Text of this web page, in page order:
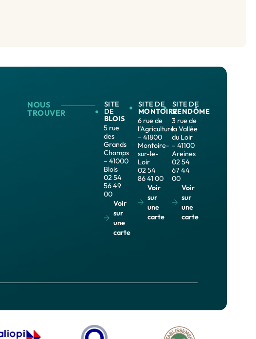
NOUS
TROUVER
SITE
DE
BLOIS
5 rue
des
Grands
Champs
– 41000
Blois
02 54
56 49
00
Voir
sur
une
carte
SITE DE
MONTOIRE
6 rue de
l’Agriculture
– 41800
Montoire-
sur-le-
Loir
02 54
86 41 00
Voir
sur
une
carte
SITE DE
VENDÔME
3 rue de
la Vallée
du Loir
– 41100
Areines
02 54
67 44
00
Voir
sur
une
carte